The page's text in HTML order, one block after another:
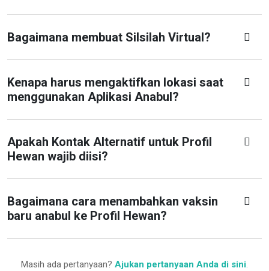
Bagaimana membuat Silsilah Virtual?
Kenapa harus mengaktifkan lokasi saat
menggunakan Aplikasi Anabul?
Apakah Kontak Alternatif untuk Profil
Hewan wajib diisi?
Bagaimana cara menambahkan vaksin
baru anabul ke Profil Hewan?
Masih ada pertanyaan? Ajukan pertanyaan Anda di sini.